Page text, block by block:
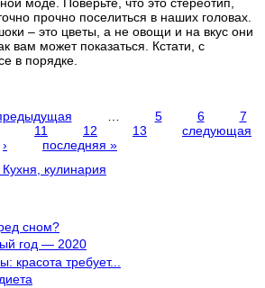
моде. Поверьте, что это стереотип,
прочно поселиться в наших головах.
– это цветы, а не овощи и на вкус они
вам может показаться. Кстати, с
в порядке.
… 5 6
7
11 12 13
следующая
›
последняя »
сном?
год — 2020
красота требует...